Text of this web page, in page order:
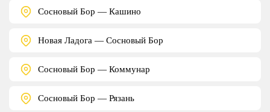
Сосновый Бор — Кашино
Новая Ладога — Сосновый Бор
Сосновый Бор — Коммунар
Сосновый Бор — Рязань